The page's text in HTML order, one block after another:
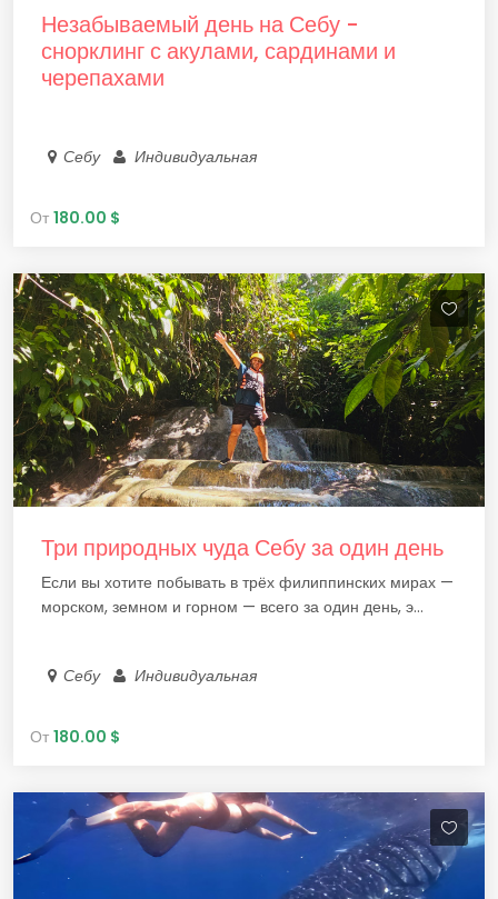
Незабываемый день на Себу -
снорклинг с акулами, сардинами и
черепахами
Себу Индивидуальная
От 180.00 $
Три природных чуда Себу за один день
Если вы хотите побывать в трёх филиппинских мирах —
морском, земном и горном — всего за один день, э...
Себу Индивидуальная
От 180.00 $